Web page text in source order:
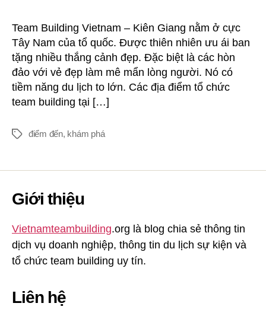
tuyệt
đẹp
Team Building Vietnam – Kiên Giang nằm ở cực
Tây Nam của tổ quốc. Được thiên nhiên ưu ái ban
tặng nhiều thắng cảnh đẹp. Đặc biệt là các hòn
đảo với vẻ đẹp làm mê mẩn lòng người. Nó có
tiềm năng du lịch to lớn. Các địa điểm tổ chức
team building tại […]
Thẻ điểm đến, khám phá
Giới thiệu
Vietnamteambuilding.org là blog chia sẻ thông tin
dịch vụ doanh nghiệp, thông tin du lịch sự kiện và
tổ chức team building uy tín.
Liên hệ